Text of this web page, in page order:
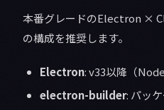
本番グレードのElectron ×
の構成を推奨します。
Electron: v33以降（
electron-builder: パッ